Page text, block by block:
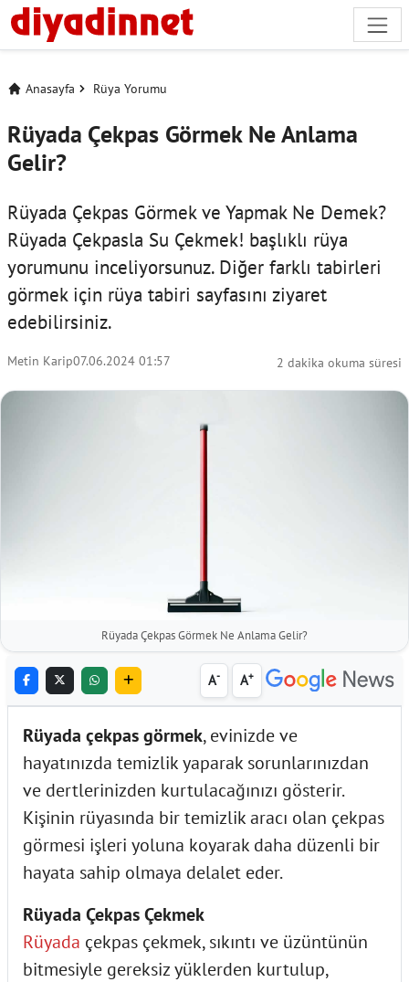
Anasayfa Rüya Yorumu
Rüyada Çekpas Görmek Ne Anlama
Gelir?
Rüyada Çekpas Görmek ve Yapmak Ne Demek?
Rüyada Çekpasla Su Çekmek! başlıklı rüya
yorumunu inceliyorsunuz. Diğer farklı tabirleri
görmek için rüya tabiri sayfasını ziyaret
edebilirsiniz.
Metin Karip07.06.2024 01:57 2 dakika okuma süresi
Rüyada Çekpas Görmek Ne Anlama Gelir?
A- A+
Rüyada çekpas görmek, evinizde ve
hayatınızda temizlik yaparak sorunlarınızdan
ve dertlerinizden kurtulacağınızı gösterir.
Kişinin rüyasında bir temizlik aracı olan çekpas
görmesi işleri yoluna koyarak daha düzenli bir
hayata sahip olmaya delalet eder.
Rüyada Çekpas Çekmek
Rüyada çekpas çekmek, sıkıntı ve üzüntünün
bitmesiyle gereksiz yüklerden kurtulup,